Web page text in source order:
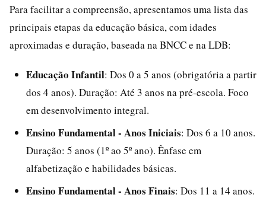
Para facilitar a compreensão, apresentamos uma lista das
principais etapas da educação básica, com idades
aproximadas e duração, baseada na BNCC e na LDB:
Educação Infantil: Dos 0 a 5 anos (obrigatória a partir
dos 4 anos). Duração: Até 3 anos na pré-escola. Foco
em desenvolvimento integral.
Ensino Fundamental - Anos Iniciais: Dos 6 a 10 anos.
Duração: 5 anos (1º ao 5º ano). Ênfase em
alfabetização e habilidades básicas.
Ensino Fundamental - Anos Finais: Dos 11 a 14 anos.